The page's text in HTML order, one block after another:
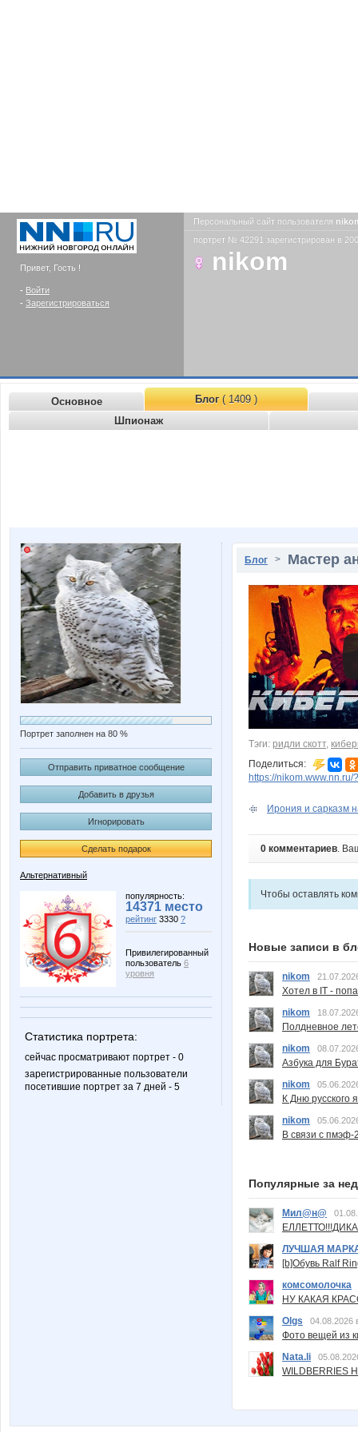
Привет, Гость !
- Войти
- Зарегистрироваться
Персональный сайт пользователя
портрет № 42291 зарегистрирован в
nikom
Основное Блог( 1409 )
Шпионаж
Портрет заполнен на 80 %
Отправить приватное сообщение
Добавить в друзья
Игнорировать
Сделать подарок
Альтернативный
популярность:
14371 место
рейтинг 3330 ?
Привилегированный
пользователь 6
уровня
Статистика портрета:
сейчас просматривают портрет - 0
зарегистрированные пользователи
посетившие портрет за 7 дней - 5
Блог > Мастер
Тэги: ридли скотт,
Поделиться:
https://nikom.www.nn.ru/
Ирония и сарказм
0 комментариев.
Чтобы оставлять
Новые записи в
nikom
Хотел в IT -
nikom
Полдневное
nikom
Азбука для
nikom
К Дню русского
nikom
В связи с пмэф-
Популярные за
Мил@н@
ЛУЧШАЯ
[b]Обувь Ralf
комсомолочка
НУ КАКАЯ
Olgs
04.08.2026
Фото вещей из
Nata.li